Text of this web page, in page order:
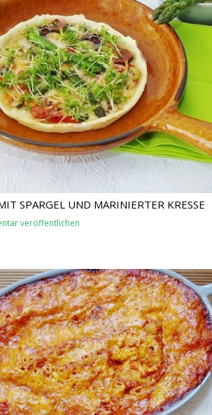
SPARGEL UND MARINIERTER KRESSE
veröffentlichen